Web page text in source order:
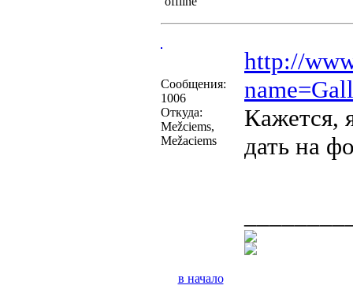
Сообщения:
1006
Откуда:
Mežciems,
Mežaciems
http://
Кажется,
дать на
в начало